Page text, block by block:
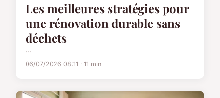
Les meilleures stratégies pour
une rénovation durable sans
déchets
...
06/07/2026 08:11 · 11 min